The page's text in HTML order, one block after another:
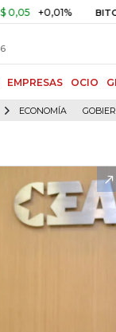
+0,01% BITCOIN
EMPRESAS OCIO
ECONOMÍA